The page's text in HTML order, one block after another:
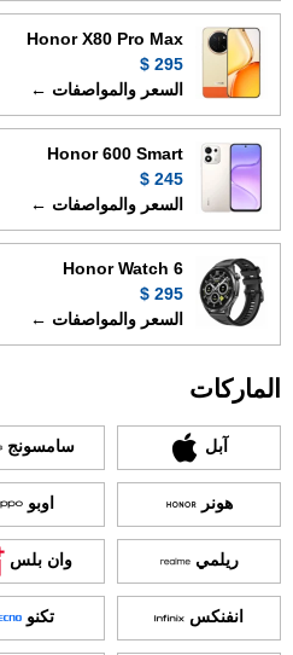
Honor X80 Pro Max
295 $
السعر والمواصفات ←
Honor 600 Smart
245 $
السعر والمواصفات ←
Honor Watch 6
295 $
السعر والمواصفات ←
الماركات
آبل سامسونج
هونر اوبو
ريلمي وان بلس
انفنكس تكنو